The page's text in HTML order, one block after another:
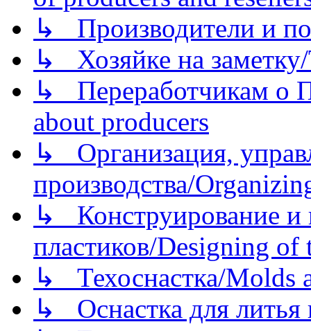
↳ Производители и
↳ Хозяйке на
↳ Переработчикам о
about producers
↳ Организация,
производства/
↳ Конструирование и
пластиков/Designing of
↳ Техоснастка/Molds
↳ Оснастка для литья